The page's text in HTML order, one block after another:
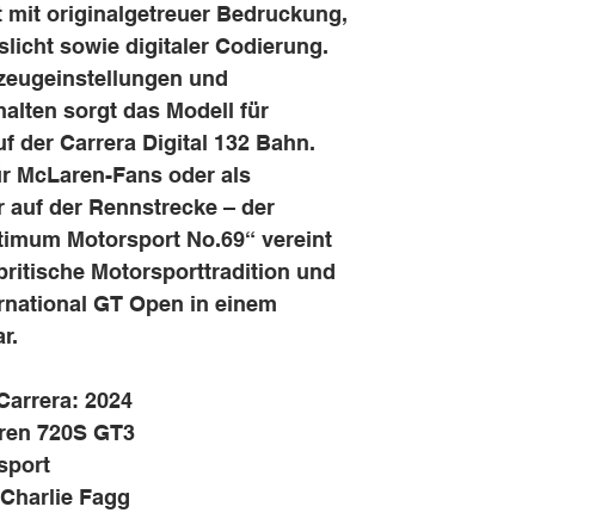
mit originalgetreuer Bedruckung,
sowie digitaler Codierung.
und
sorgt das Modell für
der Carrera Digital 132 Bahn.
McLaren-Fans oder als
der Rennstrecke – der
Motorsport No.69“ vereint
Motorsporttradition und
GT Open in einem
2024
720S GT3
Fagg